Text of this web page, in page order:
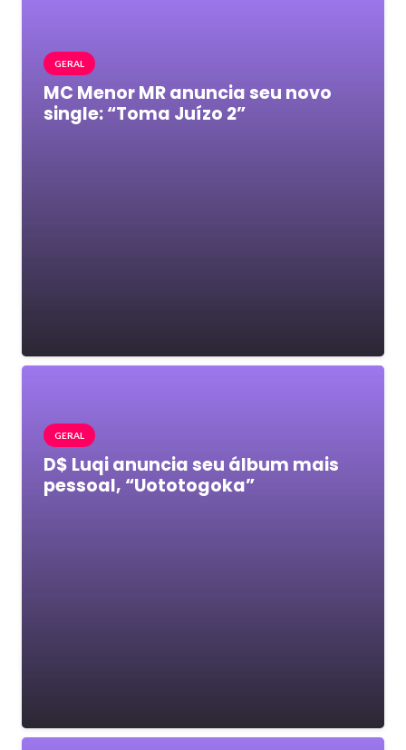
GERAL
MC Menor MR anuncia seu novo
single: “Toma Juízo 2”
GERAL
D$ Luqi anuncia seu álbum mais
pessoal, “Uototogoka”